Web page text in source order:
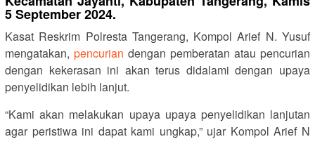
5 September 2024.
Kasat Reskrim Polresta Tangerang, Kompol Arief N. Yusuf
mengatakan, pencurian dengan pemberatan atau pencurian
dengan kekerasan ini akan terus didalami dengan upaya
penyelidikan lebih lanjut.
“Kami akan melakukan upaya upaya penyelidikan lanjutan
agar peristiwa ini dapat kami ungkap,” ujar Kompol Arief N